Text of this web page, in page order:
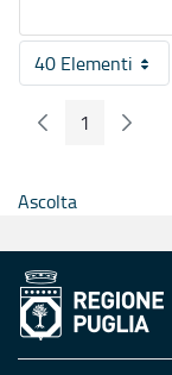
40 ElementiPer pagina
Pagina Precedente
Pagina
1
Ascolta